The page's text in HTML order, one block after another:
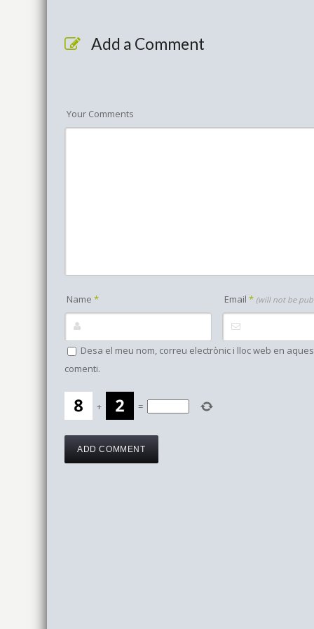
Add a Comment
Your Comments
Name * Email * (will not be
Desa el meu nom, correu electrònic i lloc web en
comenti.
+ =